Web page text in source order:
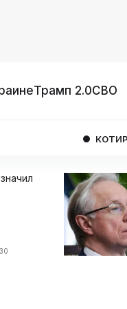
Трамп 2.0СВО
КОТИРОВКИ